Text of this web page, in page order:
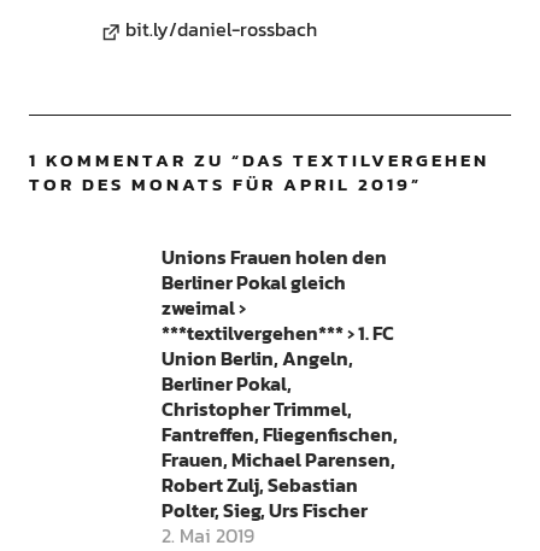
bit.ly/daniel-rossbach
1 KOMMENTAR ZU “DAS TEXTILVERGEHEN
TOR DES MONATS FÜR APRIL 2019”
Unions Frauen holen den
Berliner Pokal gleich
zweimal ›
***textilvergehen*** › 1. FC
Union Berlin, Angeln,
Berliner Pokal,
Christopher Trimmel,
Fantreffen, Fliegenfischen,
Frauen, Michael Parensen,
Robert Zulj, Sebastian
Polter, Sieg, Urs Fischer
2. Mai 2019